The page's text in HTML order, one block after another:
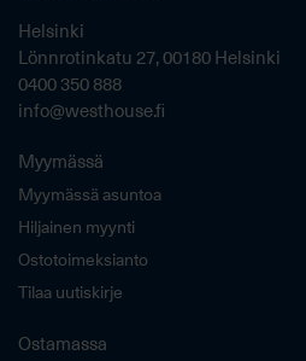
Helsinki
Lönnrotinkatu 27, 00180 Helsinki
0400 350 888
info@westhouse.fi
Myymässä
Myymässä asuntoa
Hiljainen myynti
Ostotoimeksianto
Tilaa uutiskirje
Ostamassa